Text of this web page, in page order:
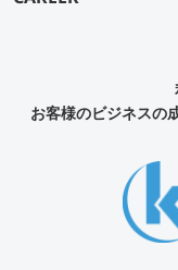
お客様のビジネスの